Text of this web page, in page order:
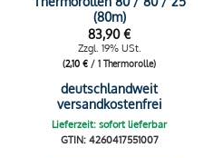
(80m)
83,90€
Zzgl. 19% USt.
(2,10€ / 1 Thermorolle)
deutschlandweit
versandkostenfrei
Lieferzeit: sofort lieferbar
GTIN: 4260417551007